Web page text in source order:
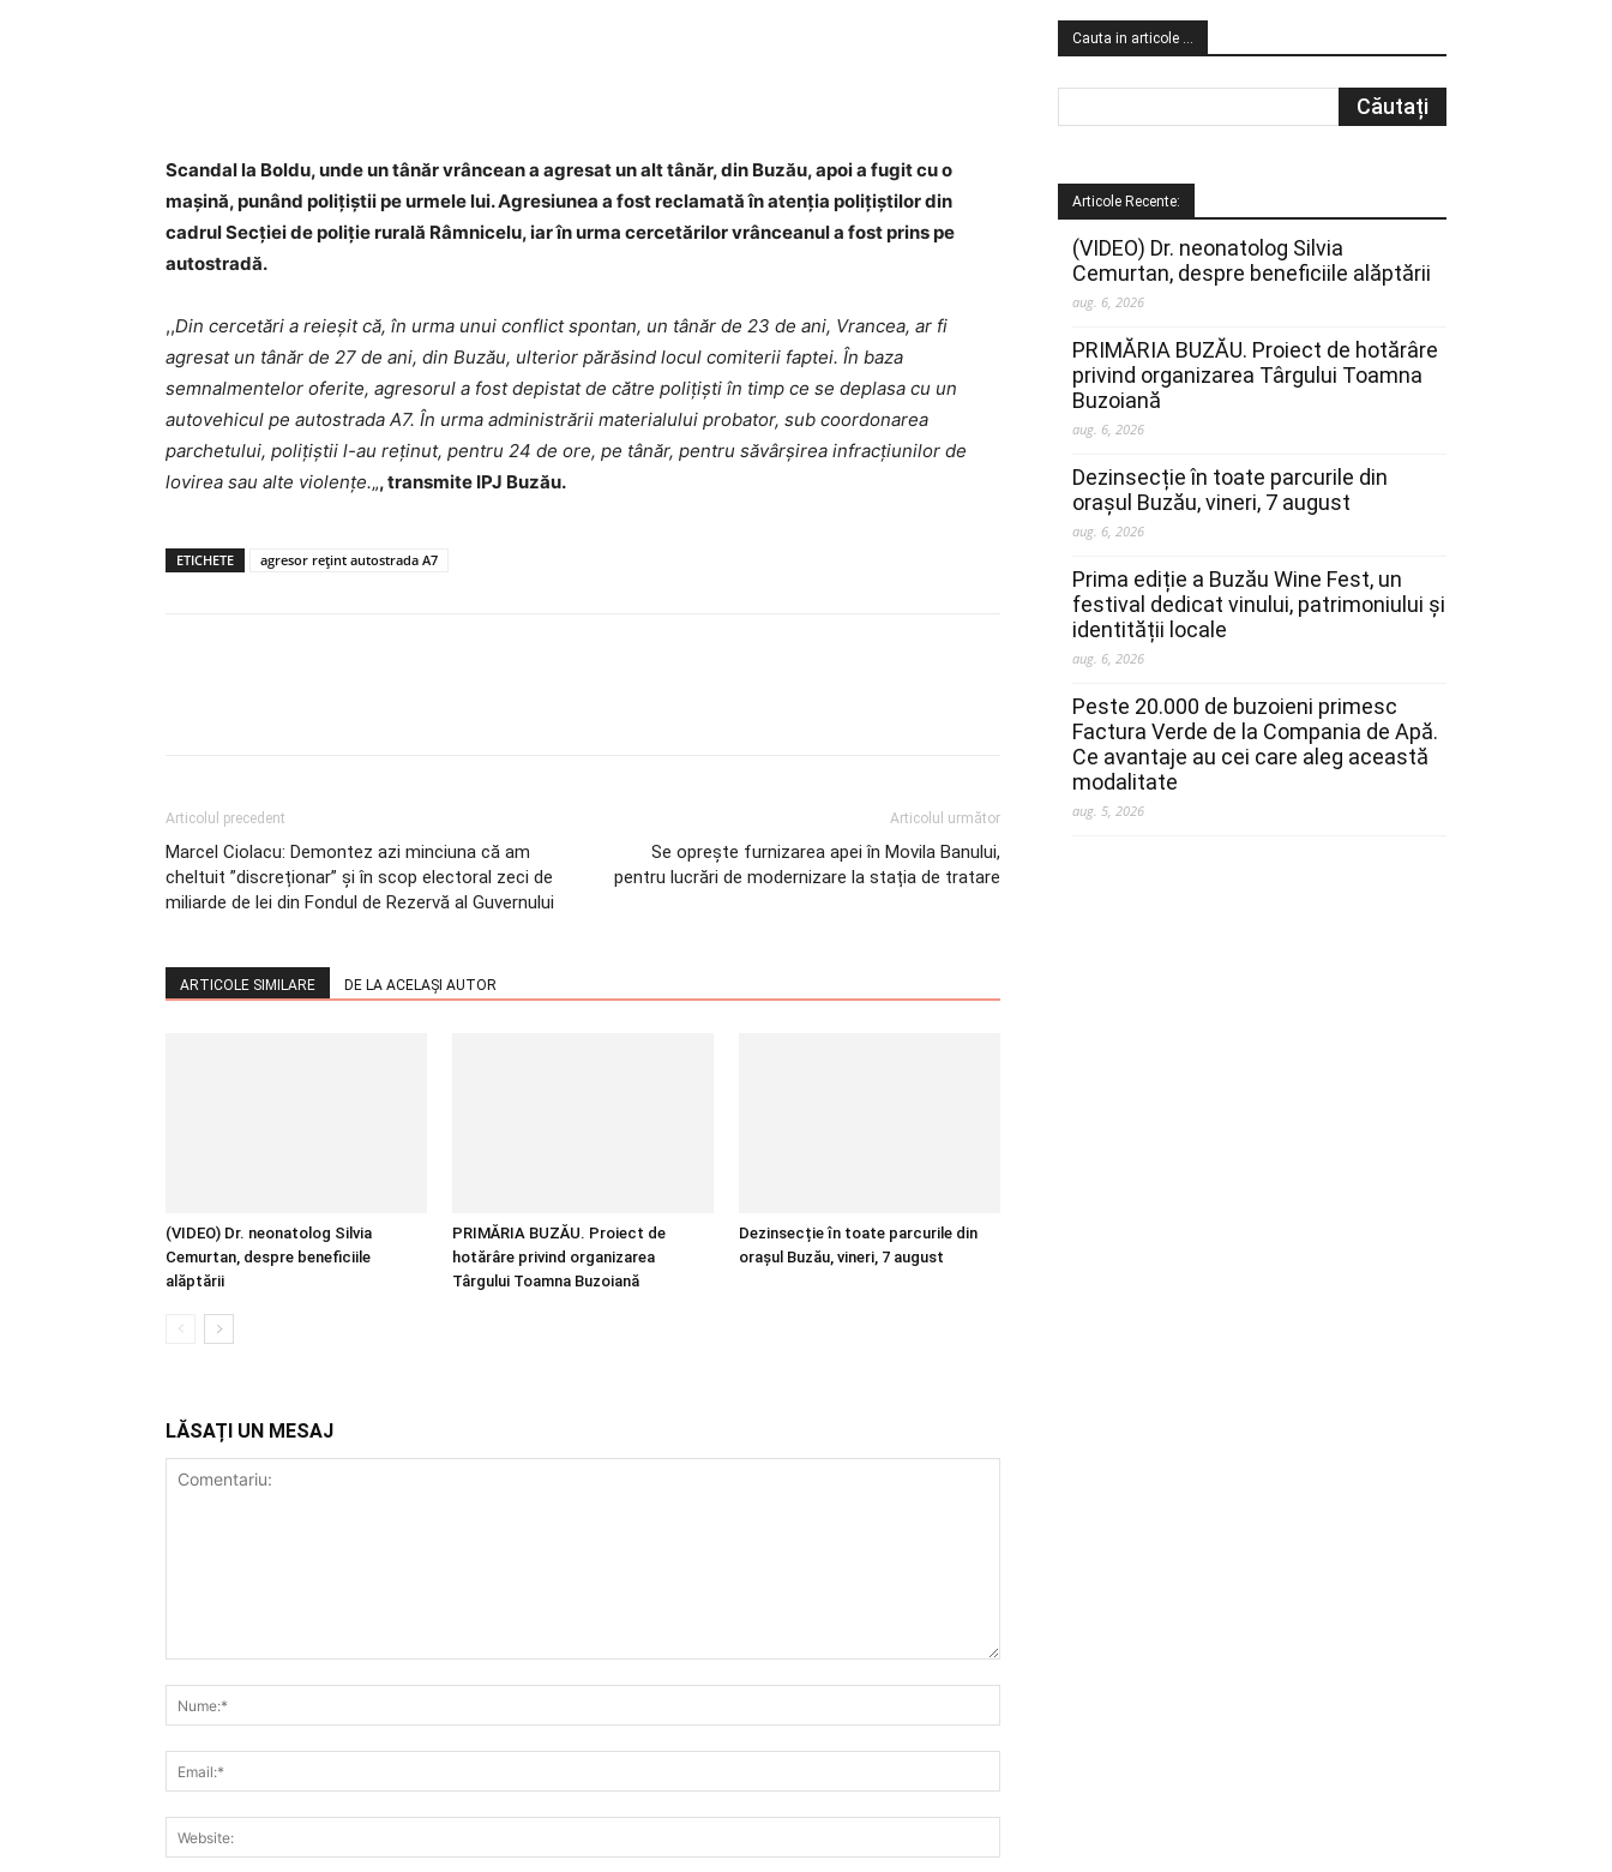
Scandal la Boldu, unde un tânăr vrâncean a agresat un alt tânăr, din Buzău, apoi a fugit cu o
mașină, punând polițiștii pe urmele lui. Agresiunea a fost reclamată în atenția polițiștilor din
cadrul Secției de poliție rurală Râmnicelu, iar în urma cercetărilor vrânceanul a fost prins pe
autostradă.
,,Din cercetări a reieșit că, în urma unui conflict spontan, un tânăr de 23 de ani, Vrancea, ar fi
agresat un tânăr de 27 de ani, din Buzău, ulterior părăsind locul comiterii faptei. În baza
semnalmentelor oferite, agresorul a fost depistat de către polițiști în timp ce se deplasa cu un
autovehicul pe autostrada A7. În urma administrării materialului probator, sub coordonarea
parchetului, poliţiştii l-au reținut, pentru 24 de ore, pe tânăr, pentru săvârșirea infracțiunilor de
lovirea sau alte violențe.„, transmite IPJ Buzău.
ETICHETE agresor rețint autostrada A7
Articolul precedent
Marcel Ciolacu: Demontez azi minciuna că am
cheltuit ”discreționar” și în scop electoral zeci de
miliarde de lei din Fondul de Rezervă al Guvernului
Articolul următor
Se oprește furnizarea apei în Movila Banului,
pentru lucrări de modernizare la stația de tratare
ARTICOLE SIMILARE DE LA ACELAȘI AUTOR
(VIDEO) Dr. neonatolog Silvia
Cemurtan, despre beneficiile
alăptării
PRIMĂRIA BUZĂU. Proiect de
hotărâre privind organizarea
Târgului Toamna Buzoiană
Dezinsecție în toate parcurile din
orașul Buzău, vineri, 7 august
LĂSAȚI UN MESAJ
Cauta in articole …
Articole Recente:
(VIDEO) Dr. neonatolog Silvia
Cemurtan, despre beneficiile alăptării
aug. 6, 2026
PRIMĂRIA BUZĂU. Proiect de hotărâre
privind organizarea Târgului Toamna
Buzoiană
aug. 6, 2026
Dezinsecție în toate parcurile din
orașul Buzău, vineri, 7 august
aug. 6, 2026
Prima ediție a Buzău Wine Fest, un
festival dedicat vinului, patrimoniului și
identității locale
aug. 6, 2026
Peste 20.000 de buzoieni primesc
Factura Verde de la Compania de Apă.
Ce avantaje au cei care aleg această
modalitate
aug. 5, 2026